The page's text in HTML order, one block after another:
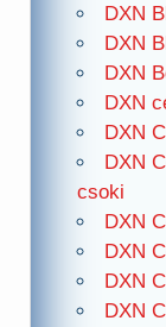
DXN
DXN
DXN
DXN
DXN
DXN
csoki
DXN
DXN
DXN
DXN